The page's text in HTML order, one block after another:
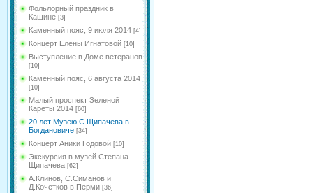
Фольлорный праздник в
Кашине [3]
Каменный пояс, 9 июля 2014 [4]
Концерт Елены Игнатовой [10]
Выступление в Доме ветеранов
[10]
Каменный пояс, 6 августа 2014
[10]
Малый проспект Зеленой
Кареты 2014 [60]
20 лет Музею С.Щипачева в
Богдановиче [34]
Концерт Аники Годовой [10]
Экскурсия в музей Степана
Щипачева [62]
А.Клинов, С.Симанов и
Д.Кочетков в Перми [36]